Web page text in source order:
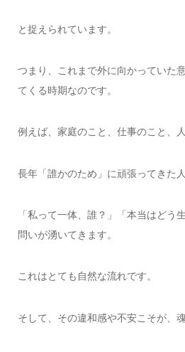
と捉えられています。
つまり、これまで外に向かっていた
てくる時期なのです。
例えば、家庭のこと、仕事のこと、人
長年「誰かのため」に頑張ってきた人
「私って一体、誰？」「本当はどう
問いが湧いてきます。
これはとても自然な流れです。
そして、その違和感や不安こそが、